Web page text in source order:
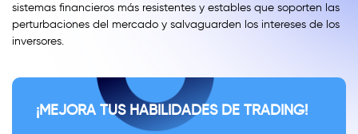
sistemas financieros más resistentes y estables que soporten las
perturbaciones del mercado y salvaguarden los intereses de los
inversores.
¡MEJORA TUS HABILIDADES DE TRADING!